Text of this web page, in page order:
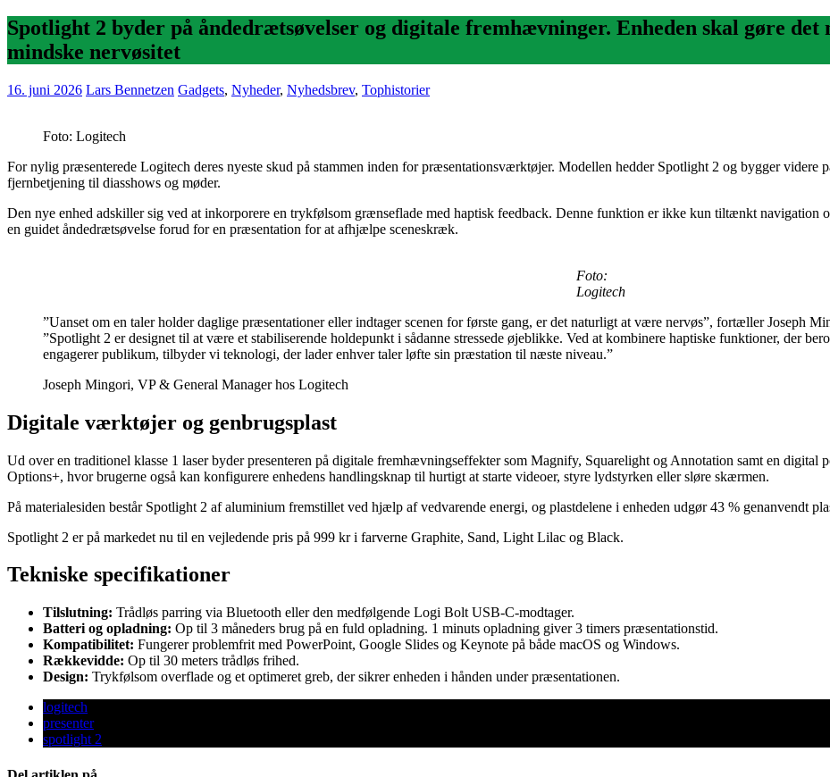
Spotlight 2 byder på åndedrætsøvelser og digitale fremhævninger. Enheden skal gøre
mindske nervøsitet
16. juni 2026 Lars Bennetzen Gadgets, Nyheder, Nyhedsbrev, Tophistorier
Foto: Logitech
For nylig præsenterede Logitech deres nyeste skud på stammen inden for præsentationsværktøjer. Modellen hedder Spotlight 2 og bygger videre
fjernbetjening til diasshows og møder.
Den nye enhed adskiller sig ved at inkorporere en trykfølsom grænseflade med haptisk feedback. Denne funktion er ikke kun tiltænkt navigation
en guidet åndedrætsøvelse forud for en præsentation for at afhjælpe sceneskræk.
Foto:
Logitech
”Uanset om en taler holder daglige præsentationer eller indtager scenen for første gang, er det naturligt at være nervøs”, fortæller Joseph
”Spotlight 2 er designet til at være et stabiliserende holdepunkt i sådanne stressede øjeblikke. Ved at kombinere haptiske funktioner, der
engagerer publikum, tilbyder vi teknologi, der lader enhver taler løfte sin præstation til næste niveau.”
Joseph Mingori, VP & General Manager hos Logitech
Digitale værktøjer og genbrugsplast
Ud over en traditionel klasse 1 laser byder presenteren på digitale fremhævningseffekter som Magnify, Squarelight og Annotation samt en digital
Options+, hvor brugerne også kan konfigurere enhedens handlingsknap til hurtigt at starte videoer, styre lydstyrken eller sløre skærmen.
På materialesiden består Spotlight 2 af aluminium fremstillet ved hjælp af vedvarende energi, og plastdelene i enheden udgør 43 % genanvendt
Spotlight 2 er på markedet nu til en vejledende pris på 999 kr i farverne Graphite, Sand, Light Lilac og Black.
Tekniske specifikationer
Tilslutning: Trådløs parring via Bluetooth eller den medfølgende Logi Bolt USB-C-modtager.
Batteri og opladning: Op til 3 måneders brug på en fuld opladning. 1 minuts opladning giver 3 timers præsentationstid.
Kompatibilitet: Fungerer problemfrit med PowerPoint, Google Slides og Keynote på både macOS og Windows.
Rækkevidde: Op til 30 meters trådløs frihed.
Design: Trykfølsom overflade og et optimeret greb, der sikrer enheden i hånden under præsentationen.
logitech
presenter
spotlight 2